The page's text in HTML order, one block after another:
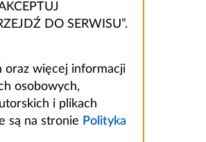
DO SERWISU”.
oraz więcej informacji
osobowych,
i plikach
są na stronie Polityka